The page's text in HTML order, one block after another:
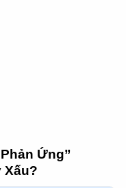
Ứng”
Xấu?